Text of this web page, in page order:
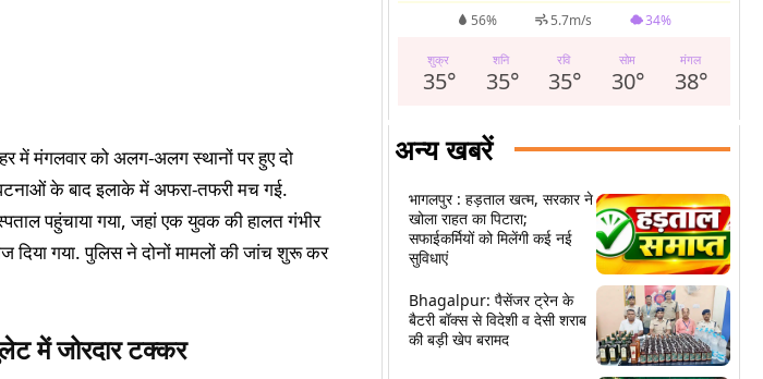
में मंगलवार को अलग-अलग स्थानों पर हुए दो
के बाद इलाके में अफरा-तफरी मच गई.
पहुंचाया गया, जहां एक युवक की हालत गंभीर
दिया गया. पुलिस ने दोनों मामलों की जांच शुरू कर
में जोरदार टक्कर
56% 5.7m/s 34%
शुक्र
35°
शनि
35°
रवि
35°
सोम
30°
मंगल
38°
अन्य खबरें
भागलपुर : हड़ताल खत्म, सरकार ने
खोला राहत का पिटारा;
सफाईकर्मियों को मिलेंगी कई नई
सुविधाएं
Bhagalpur: पैसेंजर ट्रेन के
बैटरी बॉक्स से विदेशी व देसी शराब
की बड़ी खेप बरामद